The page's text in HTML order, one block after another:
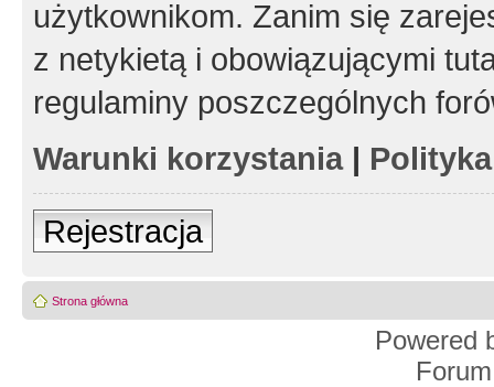
użytkownikom. Zanim się
z netykietą i obowiązującymi
regulaminy poszczególnych
Warunki korzystania|
Rejestracja
Strona główna
Powered